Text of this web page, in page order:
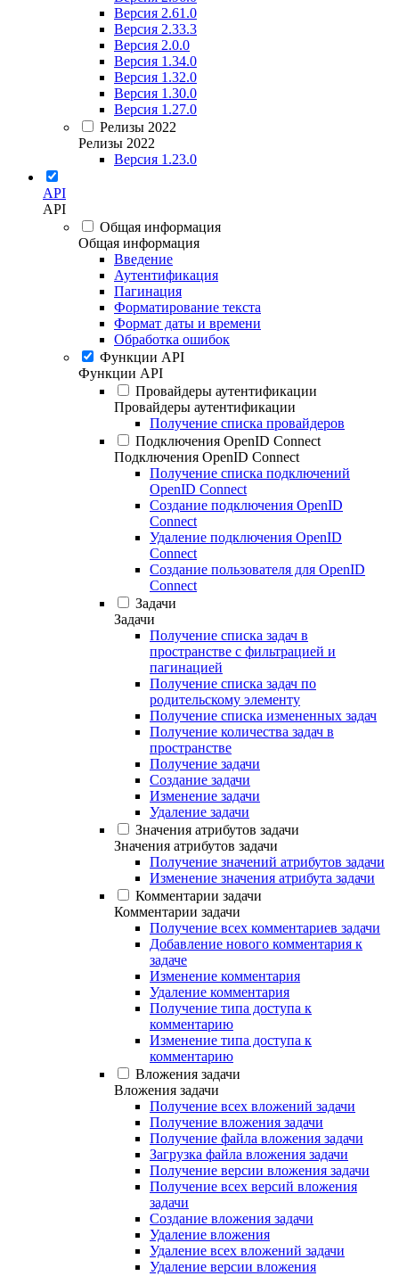
Версия 2.61.0
Версия 2.33.3
Версия 2.0.0
Версия 1.34.0
Версия 1.32.0
Версия 1.30.0
Версия 1.27.0
Релизы 2022
Релизы 2022
Версия 1.23.0
API
API
Общая информация
Общая информация
Введение
Аутентификация
Пагинация
Форматирование текста
Формат даты и времени
Обработка ошибок
Функции API
Функции API
Провайдеры аутентификации
Провайдеры аутентификации
Получение списка провайдеров
Подключения OpenID Connect
Подключения OpenID Connect
Получение списка подключений
OpenID Connect
Создание подключения OpenID
Connect
Удаление подключения OpenID
Connect
Создание пользователя для OpenID
Connect
Задачи
Задачи
Получение списка задач в
пространстве с фильтрацией и
пагинацией
Получение списка задач по
родительскому элементу
Получение списка измененных задач
Получение количества задач в
пространстве
Получение задачи
Создание задачи
Изменение задачи
Удаление задачи
Значения атрибутов задачи
Значения атрибутов задачи
Получение значений атрибутов задачи
Изменение значения атрибута задачи
Комментарии задачи
Комментарии задачи
Получение всех комментариев задачи
Добавление нового комментария к
задаче
Изменение комментария
Удаление комментария
Получение типа доступа к
комментарию
Изменение типа доступа к
комментарию
Вложения задачи
Вложения задачи
Получение всех вложений задачи
Получение вложения задачи
Получение файла вложения задачи
Загрузка файла вложения задачи
Получение версии вложения задачи
Получение всех версий вложения
задачи
Создание вложения задачи
Удаление вложения
Удаление всех вложений задачи
Удаление версии вложения